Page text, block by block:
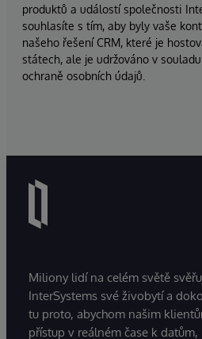
produktů a událostí společnosti
souhlasíte s tím, aby byly vaše
našeho řešení CRM, které je
státech, ale je udržováno v
ochraně osobních údajů.
Miliony lidí na celém světě
InterSystems své živobytí a
tu proto, abychom našim
přístup v reálném čase k